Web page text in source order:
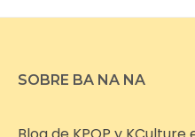
SOBRE BA NA NA